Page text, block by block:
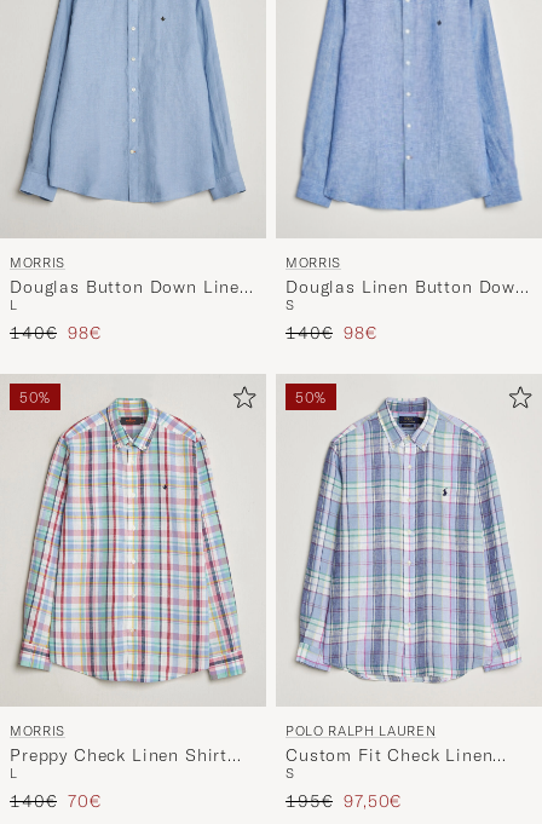
MORRIS
Douglas Button Down Linen
Shirt Light Blue
L
Regulärer Preis
140€ Reduzierter Preis
98€
MORRIS
Douglas Linen Button Down
Shirt Blue
S
Regulärer Preis
140€ Reduzierter Preis
98€
50%
MORRIS
Preppy Check Linen Shirt
Multi
L
Regulärer Preis
140€ Reduzierter Preis
70€
50%
POLO RALPH LAUREN
Custom Fit Check Linen
Shirt Blue/White
S
Regulärer Preis
195€ Reduzierter Preis
97,50€